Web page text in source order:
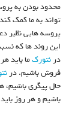
محدود بودن به
تواند به ما کمک
پروسه هایی نظیر
این روند ها که
درنتورکما باید
فروش باشیم. در
حال پیگری باشیم،
باشیم و هر روز